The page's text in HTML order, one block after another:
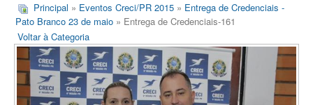
Principal » Eventos Creci/PR 2015 » Entrega de Credenciais -
Pato Branco 23 de maio » Entrega de Credenciais-161
Voltar à Categoria